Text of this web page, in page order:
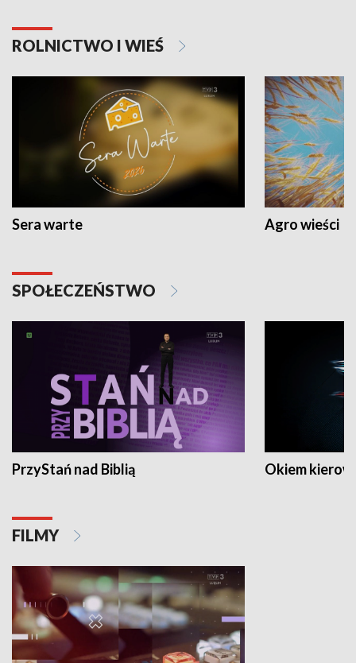
ROLNICTWO I WIEŚ
Sera warte Agro wieści
SPOŁECZEŃSTWO
PrzyStań nad Biblią Okiem
FILMY